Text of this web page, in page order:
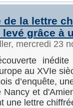
de la lettre
levé grâce à
mercredi 23
au XVIe
d’enquête,
Nancy et
une lettre